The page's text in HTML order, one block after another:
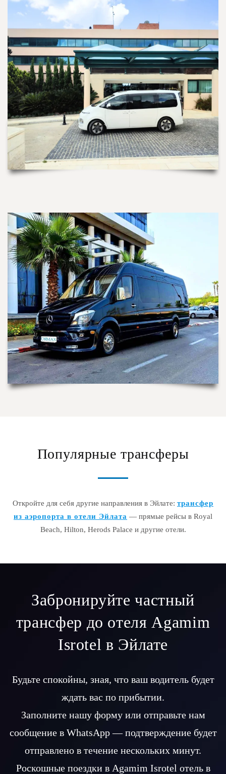
Популярные трансферы
Откройте для себя другие направления в Эйлате: трансфер
из аэропорта в отели Эйлата — прямые рейсы в Royal
Beach, Hilton, Herods Palace и другие отели.
Забронируйте частный
трансфер до отеля Agamim
Isrotel в Эйлате
Будьте спокойны, зная, что ваш водитель будет
ждать вас по прибытии.
Заполните нашу форму или отправьте нам
сообщение в WhatsApp — подтверждение будет
отправлено в течение нескольких минут.
Роскошные поездки в Agamim Isrotel отель в